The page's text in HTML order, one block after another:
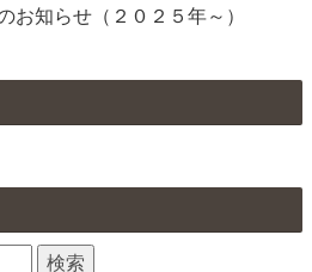
知らせ（２０２５年～）